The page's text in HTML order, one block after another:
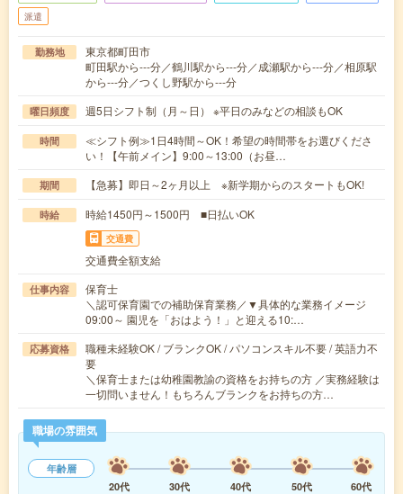
派遣
勤務地
東京都町田市
町田駅から---分／鶴川駅から---分／成瀬駅から---分／相原駅
から---分／つくし野駅から---分
曜日頻度 週5日シフト制（月～日） ※平日のみなどの相談もOK
時間
≪シフト例≫1日4時間～OK！希望の時間帯をお選びくださ
い！【午前メイン】9:00～13:00（お昼…
期間 【急募】即日～2ヶ月以上 ※新学期からのスタートもOK!
時給 時給1450円～1500円 ■日払いOK
交通費
交通費全額支給
仕事内容
保育士
＼認可保育園での補助保育業務／▼具体的な業務イメージ
09:00～ 園児を「おはよう！」と迎える10:…
応募資格
職種未経験OK / ブランクOK / パソコンスキル不要 / 英語力不
要
＼保育士または幼稚園教諭の資格をお持ちの方 ／実務経験は
一切問いません！もちろんブランクをお持ちの方…
職場の雰囲気
年齢層
20代
30代 40代 50代
60代